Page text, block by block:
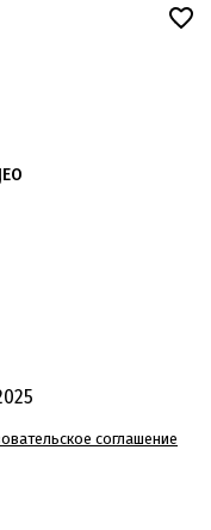
соглашение